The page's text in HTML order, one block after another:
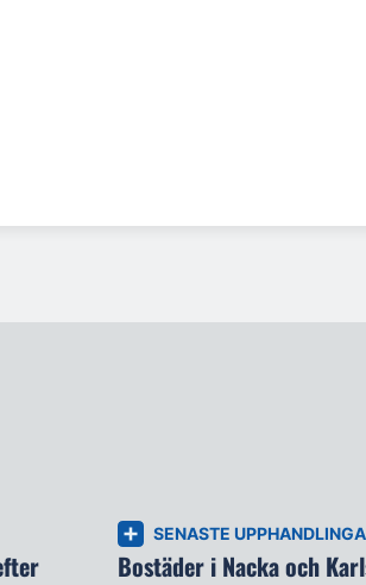
SENASTE
Bostäder i Nacka och